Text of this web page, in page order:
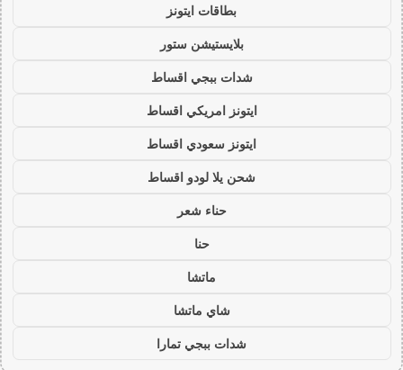
بطاقات ايتونز
بلايستيشن ستور
شدات ببجي اقساط
ايتونز امريكي اقساط
ايتونز سعودي اقساط
شحن يلا لودو اقساط
حناء شعر
حنا
ماتشا
شاي ماتشا
شدات ببجي تمارا